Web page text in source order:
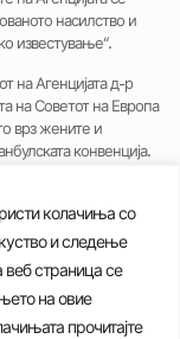
колачиња со
и следење
веб страница се
на овие
прочитајте
насилство и
известување“.
на Агенцијата д-р
на Советот на Европа
врз жените и
конвенција.
|Политика за